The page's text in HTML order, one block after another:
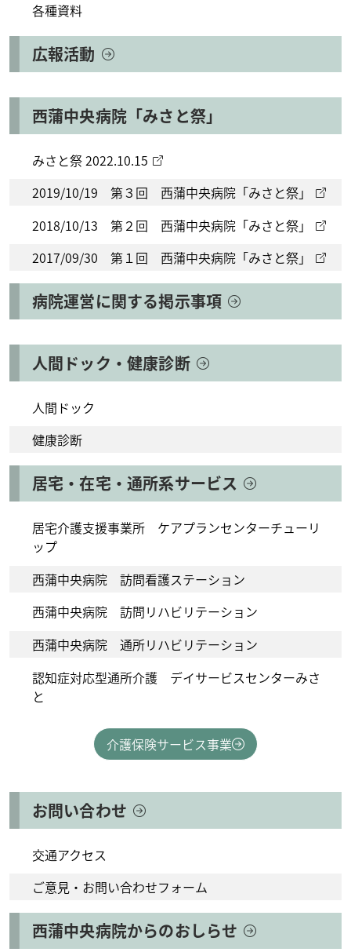
各種資料
広報活動
西蒲中央病院「みさと祭」
みさと祭 2022.10.15
2019/10/19 第３回 西蒲中央病院「みさと祭」
2018/10/13 第２回 西蒲中央病院「みさと祭」
2017/09/30 第１回 西蒲中央病院「みさと祭」
病院運営に関する掲示事項
人間ドック・健康診断
人間ドック
健康診断
居宅・在宅・通所系サービス
居宅介護支援事業所 ケアプランセンターチューリ
ップ
西蒲中央病院 訪問看護ステーション
西蒲中央病院 訪問リハビリテーション
西蒲中央病院 通所リハビリテーション
認知症対応型通所介護 デイサービスセンターみさ
と
介護保険サービス事業
お問い合わせ
交通アクセス
ご意見・お問い合わせフォーム
西蒲中央病院からのおしらせ